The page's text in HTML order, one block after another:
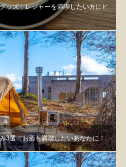
ッズ｜レジャーを満喫したい方にピ
3選｜お酒も満喫したいあなたに！